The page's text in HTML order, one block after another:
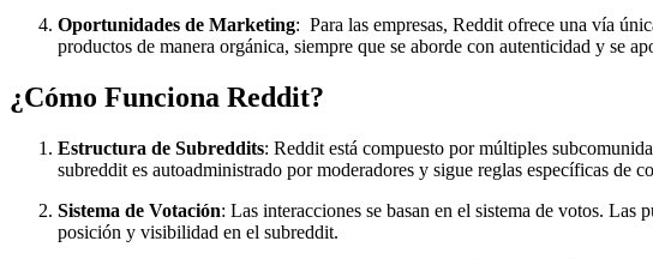
Oportunidades de Marketing: Para las empresas, Reddit ofrece una vía
productos de manera orgánica, siempre que se aborde con autenticidad y se
¿Cómo Funciona Reddit?
Estructura de Subreddits: Reddit está compuesto por múltiples
subreddit es autoadministrado por moderadores y sigue reglas específicas de
Sistema de Votación: Las interacciones se basan en el sistema de votos.
posición y visibilidad en el subreddit.